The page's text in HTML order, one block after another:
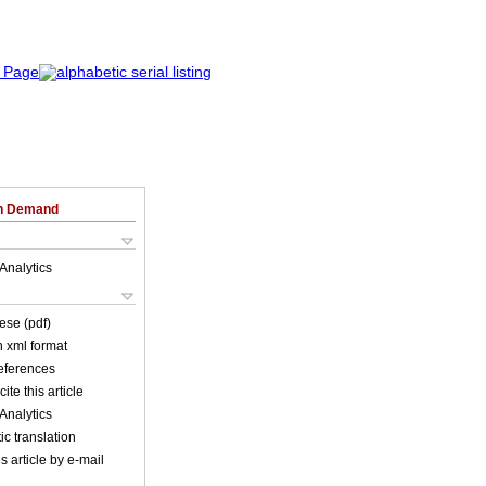
Demand
(pdf)
xml format
this article
translation
article by e-mail